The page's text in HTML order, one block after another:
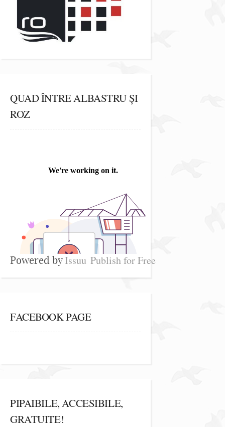
QUAD ÎNTRE ALBASTRU ȘI
ROZ
Powered byIssuu Publish for Free
FACEBOOK PAGE
PIPAIBILE, ACCESIBILE,
GRATUITE!